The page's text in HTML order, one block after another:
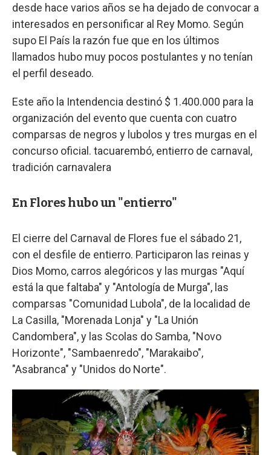
desde hace varios años se ha dejado de convocar a
interesados en personificar al Rey Momo. Según
supo El País la razón fue que en los últimos
llamados hubo muy pocos postulantes y no tenían
el perfil deseado.
Este año la Intendencia destinó $ 1.400.000 para la
organización del evento que cuenta con cuatro
comparsas de negros y lubolos y tres murgas en el
concurso oficial. tacuarembó, entierro de carnaval,
tradición carnavalera
En Flores hubo un "entierro"
El cierre del Carnaval de Flores fue el sábado 21,
con el desfile de entierro. Participaron las reinas y
Dios Momo, carros alegóricos y las murgas "Aquí
está la que faltaba" y "Antología de Murga", las
comparsas "Comunidad Lubola", de la localidad de
La Casilla, "Morenada Lonja" y "La Unión
Candombera", y las Scolas do Samba, "Novo
Horizonte", "Sambaenredo", "Marakaibo",
"Asabranca" y "Unidos do Norte".